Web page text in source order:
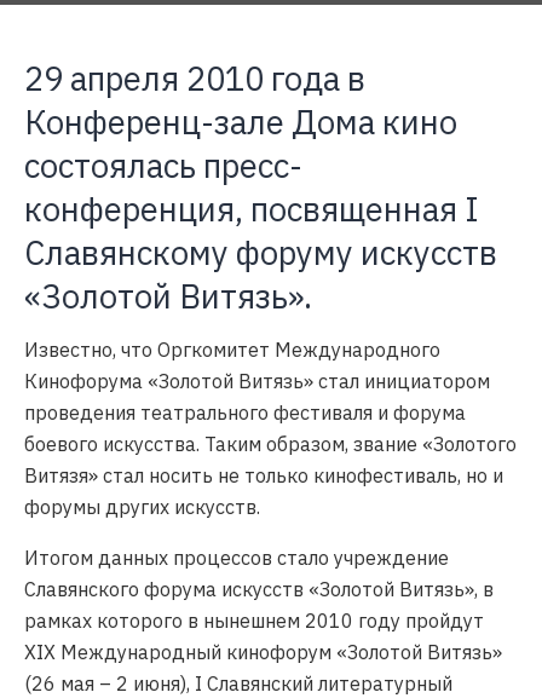
29 апреля 2010 года в
Конференц-зале Дома кино
состоялась пресс-
конференция, посвященная I
Славянскому форуму искусств
«Золотой Витязь».
Известно, что Оргкомитет Международного
Кинофорума «Золотой Витязь» стал инициатором
проведения театрального фестиваля и форума
боевого искусства. Таким образом, звание «Золотого
Витязя» стал носить не только кинофестиваль, но и
форумы других искусств.
Итогом данных процессов стало учреждение
Славянского форума искусств «Золотой Витязь», в
рамках которого в нынешнем 2010 году пройдут
XIX Международный кинофорум «Золотой Витязь»
(26 мая – 2 июня), I Славянский литературный